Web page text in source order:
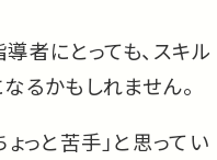
者にとっても、スキル
るかもしれません。
っと苦手」と思ってい